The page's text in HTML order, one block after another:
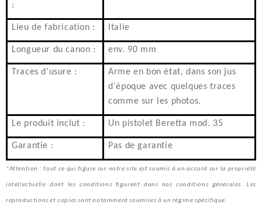
:
Lieu de fabrication : Italie
Longueur du canon : env. 90 mm
Traces d'usure :
Arme en bon état, dans son jus
d'époque avec quelques traces
comme sur les photos.
Le produit inclut : Un pistolet Beretta mod. 35
Garantie : Pas de garantie
*Attention : tout ce qui figure sur notre site est soumis à un accord sur la propriété
intellectuelle dont les conditions figurent dans nos conditions générales. Les
reproductions et copies sont notamment soumises à un régime spécifique.